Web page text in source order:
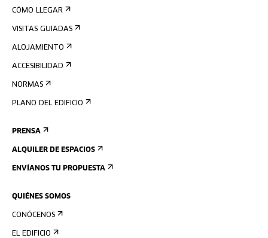
CÓMO LLEGAR
VISITAS GUIADAS
ALOJAMIENTO
ACCESIBILIDAD
NORMAS
PLANO DEL EDIFICIO
PRENSA
ALQUILER DE ESPACIOS
ENVÍANOS TU PROPUESTA
QUIÉNES SOMOS
CONÓCENOS
EL EDIFICIO